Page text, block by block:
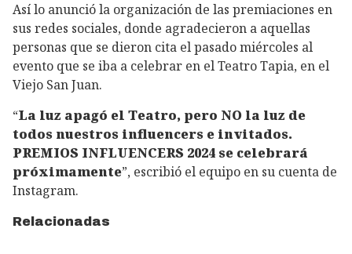
Así lo anunció la organización de las premiaciones en
sus redes sociales, donde agradecieron a aquellas
personas que se dieron cita el pasado miércoles al
evento que se iba a celebrar en el Teatro Tapia, en el
Viejo San Juan.
“La luz apagó el Teatro, pero NO la luz de
todos nuestros influencers e invitados.
PREMIOS INFLUENCERS 2024 se celebrará
próximamente”, escribió el equipo en su cuenta de
Instagram.
Relacionadas